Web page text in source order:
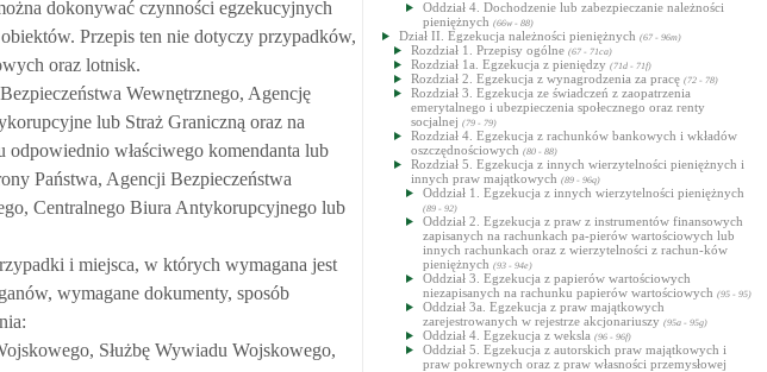
dokonywać czynności egzekucyjnych
Przepis ten nie dotyczy przypadków,
oraz lotnisk.
Wewnętrznego, Agencję
lub Straż Graniczną oraz na
właściwego komendanta lub
Państwa, Agencji Bezpieczeństwa
Centralnego Biura Antykorupcyjnego lub
i miejsca, w których wymagana jest
wymagane dokumenty, sposób
Służbę Wywiadu Wojskowego,
Oddział 4. Dochodzenie lub zabezpieczanie należności
pieniężnych (66w - 88)
Dział II. Egzekucja należności pieniężnych (67 - 96m)
Rozdział 1. Przepisy ogólne (67 - 71ca)
Rozdział 1a. Egzekucja z pieniędzy (71d - 71f)
Rozdział 2. Egzekucja z wynagrodzenia za pracę (72 - 78)
Rozdział 3. Egzekucja ze świadczeń z zaopatrzenia
emerytalnego i ubezpieczenia społecznego oraz renty
socjalnej (79 - 79)
Rozdział 4. Egzekucja z rachunków bankowych i wkładów
oszczędnościowych (80 - 88)
Rozdział 5. Egzekucja z innych wierzytelności pieniężnych i
innych praw majątkowych (89 - 96q)
Oddział 1. Egzekucja z innych wierzytelności pieniężnych
(89 - 92)
Oddział 2. Egzekucja z praw z instrumentów finansowych
zapisanych na rachunkach pa-pierów wartościowych lub
innych rachunkach oraz z wierzytelności z rachun-ków
pieniężnych (93 - 94e)
Oddział 3. Egzekucja z papierów wartościowych
niezapisanych na rachunku papierów wartościowych (95 - 95)
Oddział 3a. Egzekucja z praw majątkowych
zarejestrowanych w rejestrze akcjonariuszy (95a - 95g)
Oddział 4. Egzekucja z weksla (96 - 96f)
Oddział 5. Egzekucja z autorskich praw majątkowych i
praw pokrewnych oraz z praw własności przemysłowej